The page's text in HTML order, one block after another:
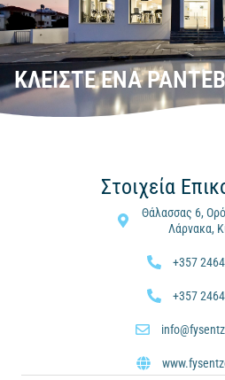
ΚΛΕΊΣΤΕ ΈΝΑ
Στοιχεία
Θάλασσας 6,
Λάρνακα,
+357
+357